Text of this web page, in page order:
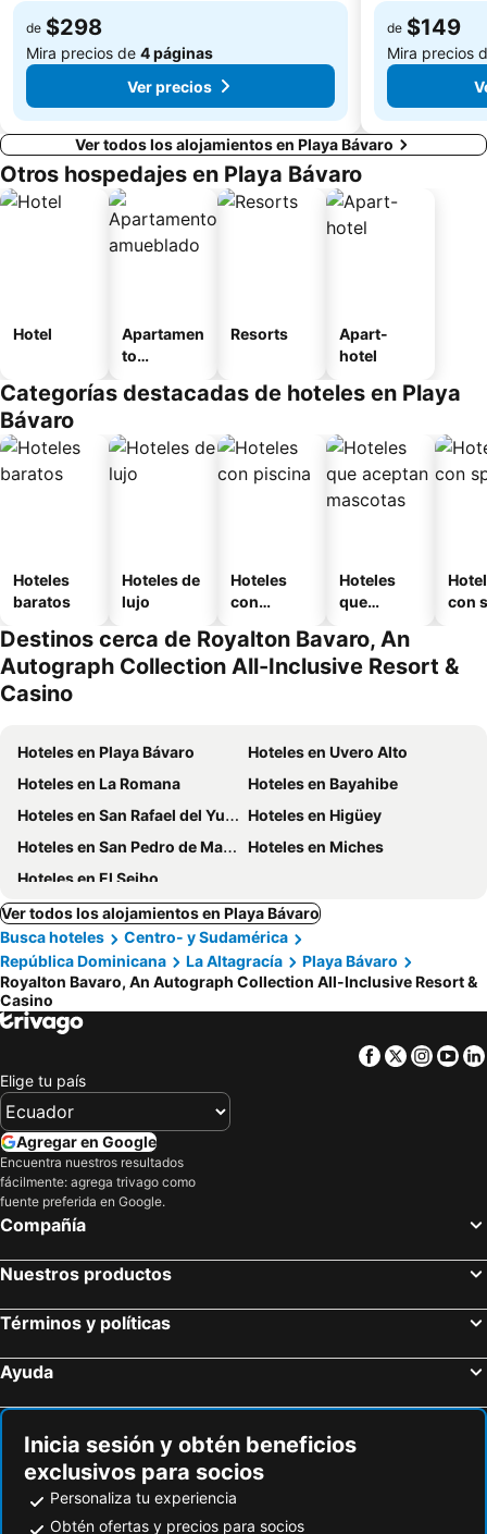
de $298
Mira precios de 4 páginas
Ver precios
de $149
Mira precios
Ver todos los alojamientos en Playa Bávaro
Otros hospedajes en Playa Bávaro
Hotel
Apartamen
to
o
Resorts
Apart-
hotel
Categorías destacadas de hoteles en Playa
Bávaro
Hoteles
baratos
Hoteles de
lujo
Hoteles
con
Hoteles
que
mascotas
con
Destinos cerca de Royalton Bavaro, An
Autograph Collection All-Inclusive Resort &
Casino
Hoteles en Playa Bávaro
Hoteles en Uvero Alto
Hoteles en La Romana
Hoteles en Bayahibe
Hoteles en San Rafael del Yuma
Hoteles en Higüey
Hoteles en San Pedro de Macoris
Hoteles en Miches
Hoteles en El Seibo
Ver todos los alojamientos en Playa Bávaro
Busca hoteles
Centro- y Sudamérica
República Dominicana
La Altagracía
Playa Bávaro
Royalton Bavaro, An Autograph Collection All-Inclusive Resort &
Casino
Facebook
Twitter
Elige tu país
Agregar en Google
Encuentra nuestros resultados
fácilmente: agrega trivago como
fuente preferida en Google.
Compañía
Nuestros productos
Términos y políticas
Ayuda
Inicia sesión y obtén beneficios
exclusivos para socios
Personaliza tu experiencia
Obtén ofertas y precios para socios